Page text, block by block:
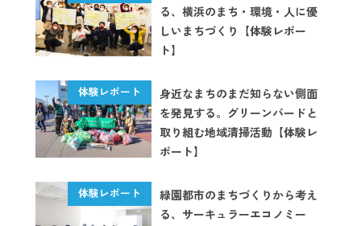
る、横浜のまち・環境・人に優
しいまちづくり【体験レポー
ト】
身近なまちのまだ知らない側面
を発見する。グリーンバードと
取り組む地域清掃活動【体験レ
ポート】
緑園都市のまちづくりから考え
る、サーキュラーエコノミー